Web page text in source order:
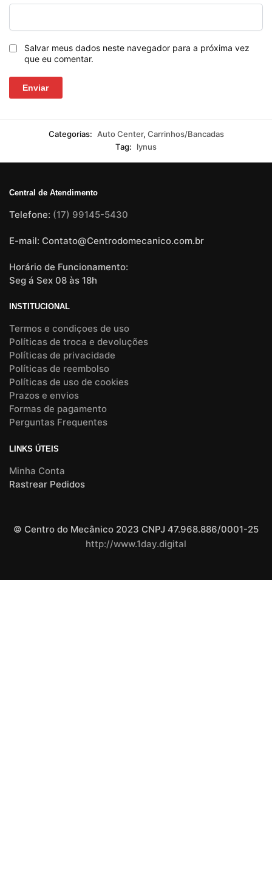
Salvar meus dados neste navegador para a próxima vez
que eu comentar.
Categorias: Auto Center, Carrinhos/Bancadas
Tag:
lynus
Central de Atendimento
Telefone: (17) 99145-5430
E-mail: Contato@Centrodomecanico.com.br
Horário de Funcionamento:
Seg á Sex 08 às 18h
INSTITUCIONAL
Termos e condiçoes de uso
Políticas de troca e devoluções
Políticas de privacidade
Políticas de reembolso
Políticas de uso de cookies
Prazos e envios
Formas de pagamento
Perguntas Frequentes
LINKS ÚTEIS
Minha Conta
Rastrear Pedidos
© Centro do Mecânico 2023 CNPJ 47.968.886/0001-25
http://www.1day.digital